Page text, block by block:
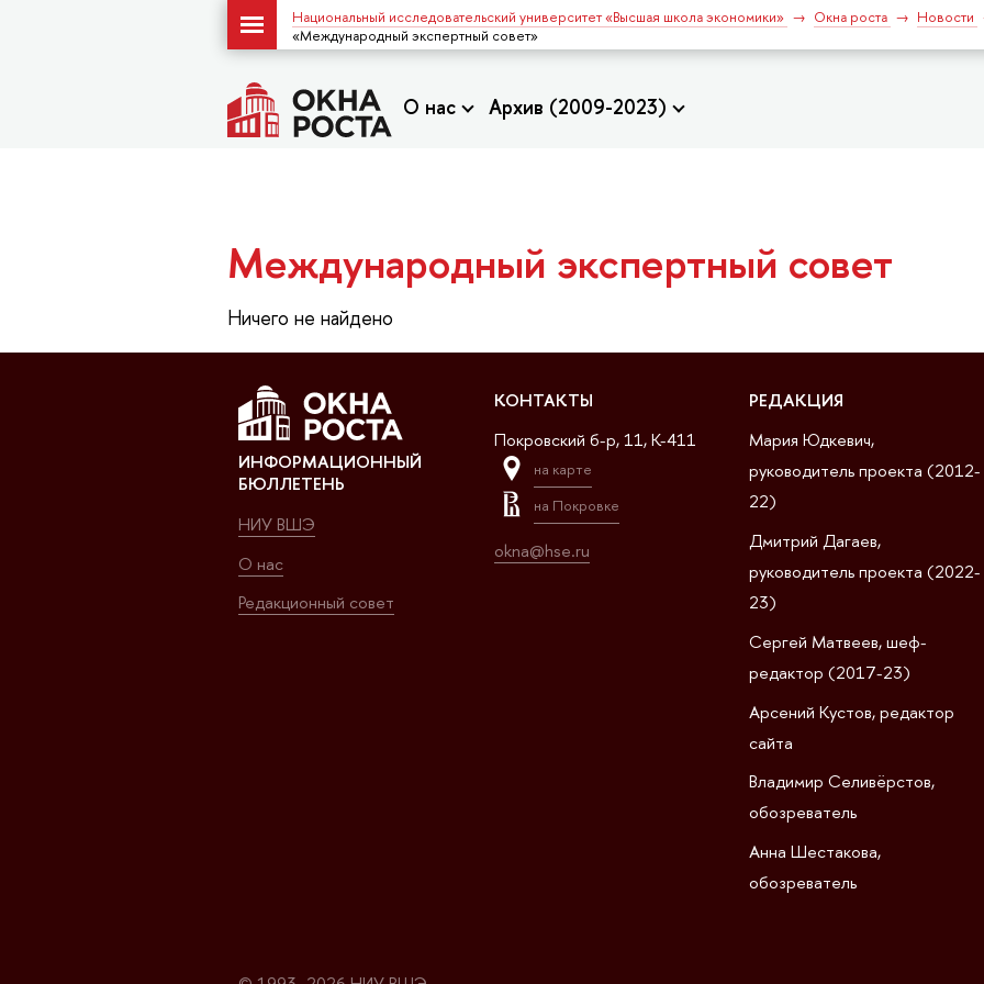
Национальный исследовательский университет «Высшая школа экономики» Окна роста
Новости
«Международный экспертный совет»
О нас Архив (2009-2023)
Международный экспертный совет
Ничего не найдено
ИНФОРМАЦИОННЫЙ
БЮЛЛЕТЕНЬ
НИУ ВШЭ
О нас
Редакционный совет
КОНТАКТЫ
Покровский б-р, 11, K-411
на карте
на Покровке
okna@hse.ru
РЕДАКЦИЯ
Мария Юдкевич,
руководитель проекта (2012-
22)
Дмитрий Дагаев,
руководитель проекта (2022-
23)
Сергей Матвеев, шеф-
редактор (2017-23)
Арсений Кустов, редактор
сайта
Владимир Селивёрстов,
обозреватель
Анна Шестакова,
обозреватель